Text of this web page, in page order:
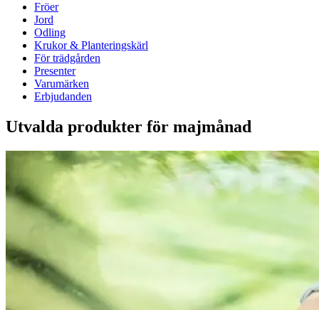
Fröer
Jord
Odling
Krukor & Planteringskärl
För trädgården
Presenter
Varumärken
Erbjudanden
Utvalda produkter för majmånad